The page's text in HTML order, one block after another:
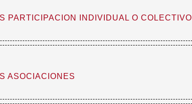
PARTICIPACION INDIVIDUAL O COLECTIVO
ASOCIACIONES